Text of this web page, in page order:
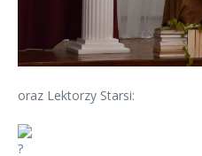
oraz Lektorzy Starsi: